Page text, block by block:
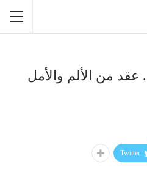
.. عقد من الألم والأمل
Twitter